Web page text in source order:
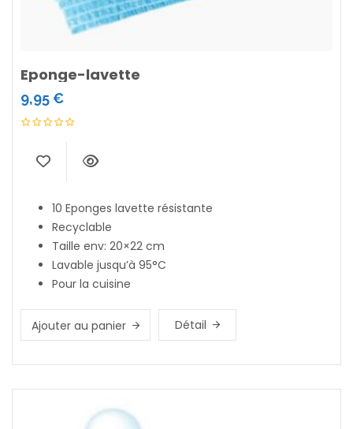
Eponge-lavette
9,95€
10 Eponges lavette résistante
Recyclable
Taille env: 20×22 cm
Lavable jusqu’à 95°C
Pour la cuisine
Ajouter au panier Détail